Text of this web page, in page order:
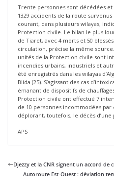
Trente personnes sont décédées et
1329 accidents de la route
courant, dans plusieurs wilayas,
Protection civile. Le bilan le plus
de Tiaret, avec 4 morts et 50
circulation, précise la même
unités de la Protection civile sont
incendies urbains, industriels et
été enregistrés dans les wilayas
Blida (25). S’agissant des cas
émanant de dispositifs de
Protection civile ont effectué 7
de 10 personnes incommodées
déplorant, toutefois, le décès d’une
APS
Djezzy et la CNR signent un accord de
Autoroute Est-Ouest : déviation